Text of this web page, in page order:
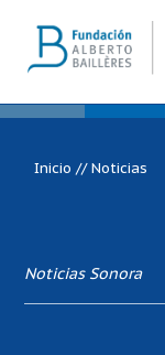
Inicio //Noticias
Noticias Sonora